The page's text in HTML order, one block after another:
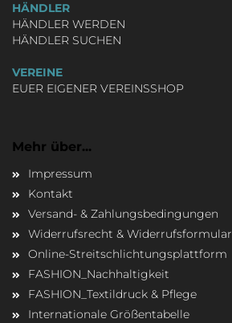
HÄNDLER
HÄNDLER WERDEN
HÄNDLER SUCHEN
VEREINE
EUER EIGENER VEREINSSHOP
Mehr über...
Impressum
Kontakt
Versand- & Zahlungsbedingungen
Widerrufsrecht & Widerrufsformular
Online-Streitschlichtungsplattform
FASHION_Nachhaltigkeit
FASHION_Textildruck & Pflege
Internationale Größentabelle